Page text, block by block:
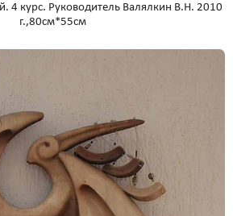
4 курс. Руководитель Валялкин В.Н. 2010
г.,80см*55см